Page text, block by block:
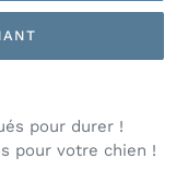
pour durer !
pour votre chien !